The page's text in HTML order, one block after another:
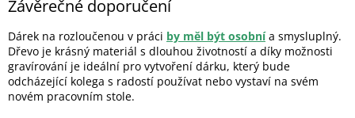
Závěrečné doporučení
Dárek na rozloučenou v práci by měl být osobnía smysluplný.
Dřevo je krásný materiál s dlouhou životností a díky možnosti
gravírování je ideální pro vytvoření dárku, který bude
odcházející kolega s radostí používat nebo vystaví na svém
novém pracovním stole.